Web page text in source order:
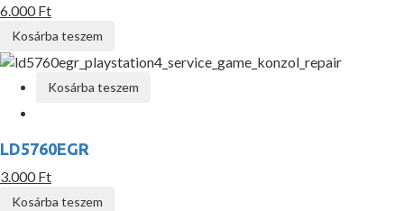
6.000 Ft
Kosárba teszem
Kosárba teszem
LD5760EGR
3.000 Ft
Kosárba teszem